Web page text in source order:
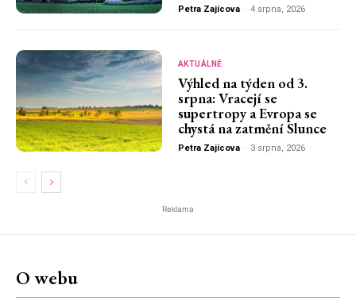
Petra Zajícova - 4 srpna, 2026
AKTUÁLNĚ
Výhled na týden od 3.
srpna: Vracejí se
supertropy a Evropa se
chystá na zatmění Slunce
Petra Zajícova - 3 srpna, 2026
Reklama
O webu